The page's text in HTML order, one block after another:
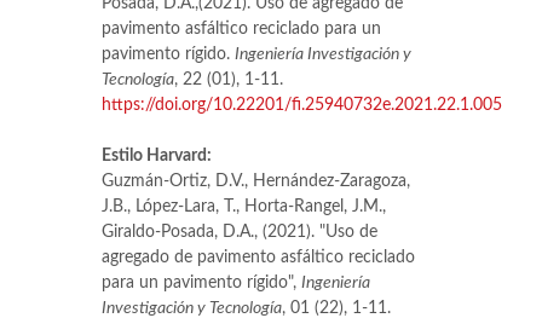
pavimento asfáltico reciclado para un
pavimento rígido. Ingeniería Investigación y
Tecnología, 22 (01), 1-11.
https://doi.org/10.22201/fi.25940732e.2021.22.1.005
Estilo Harvard:
Guzmán-Ortiz, D.V., Hernández-Zaragoza,
J.B., López-Lara, T., Horta-Rangel, J.M.,
Giraldo-Posada, D.A., (2021). "Uso de
agregado de pavimento asfáltico reciclado
para un pavimento rígido", Ingeniería
Investigación y Tecnología, 01 (22), 1-11.